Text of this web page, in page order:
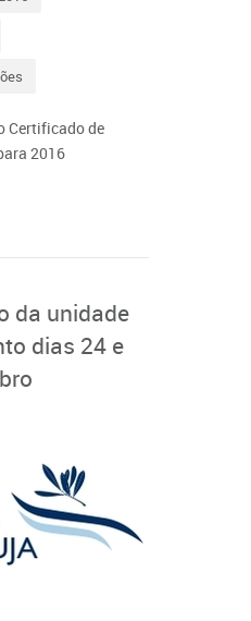
Certificado de
2016
da unidade
dias 24 e